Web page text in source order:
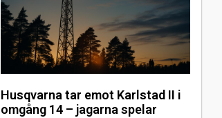
Husqvarna tar emot Karlstad II i
omgång 14 – jagarna spelar